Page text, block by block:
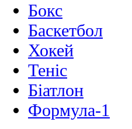
Бокс
Баскетбол
Хокей
Теніс
Біатлон
Формула-1